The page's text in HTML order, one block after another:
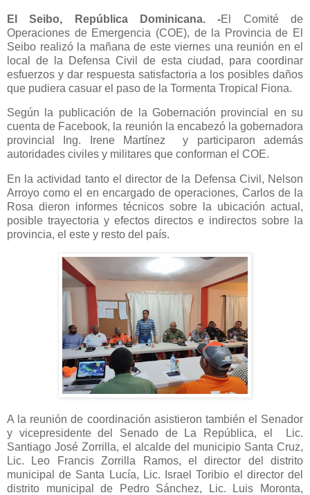
El Seibo, República Dominicana. -El Comité de
Operaciones de Emergencia (COE), de la Provincia de El
Seibo realizó la mañana de este viernes una reunión en el
local de la Defensa Civil de esta ciudad, para coordinar
esfuerzos y dar respuesta satisfactoria a los posibles daños
que pudiera casuar el paso de la Tormenta Tropical Fiona.
Según la publicación de la Gobernación provincial en su
cuenta de Facebook, la reunión la encabezó la gobernadora
provincial Ing. Irene Martínez
y participaron además
autoridades civiles y militares que conforman el COE.
En la actividad tanto el director de la Defensa Civil, Nelson
Arroyo como el en encargado de operaciones, Carlos de la
Rosa dieron informes técnicos sobre la ubicación actual,
posible trayectoria y efectos directos e indirectos sobre la
provincia, el este y resto del país.
A la reunión de coordinación asistieron también el Senador
y vicepresidente del Senado de La República, el
Lic.
Santiago José Zorrilla, el alcalde del municipio Santa Cruz,
Lic. Leo Francis Zorrilla Ramos, el director del distrito
municipal de Santa Lucía, Lic. Israel Toribio el director del
distrito municipal de Pedro Sánchez, Lic. Luis Moronta,